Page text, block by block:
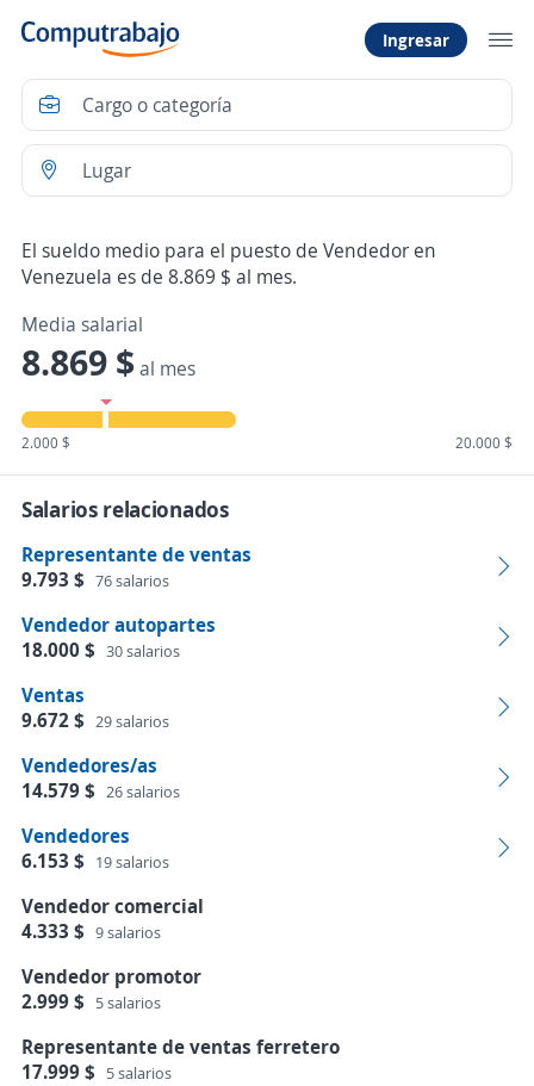
Ingresar
El sueldo medio para el puesto de Vendedor en
Venezuela es de 8.869 $ al mes.
Media salarial
8.869 $al mes
2.000 $ 20.000 $
Salarios relacionados
Representante de ventas
9.793 $ 76 salarios
Vendedor autopartes
18.000 $ 30 salarios
Ventas
9.672 $ 29 salarios
Vendedores/as
14.579 $ 26 salarios
Vendedores
6.153 $
19 salarios
Vendedor comercial
4.333 $ 9 salarios
Vendedor promotor
2.999 $
5 salarios
Representante de ventas ferretero
17.999 $
5 salarios